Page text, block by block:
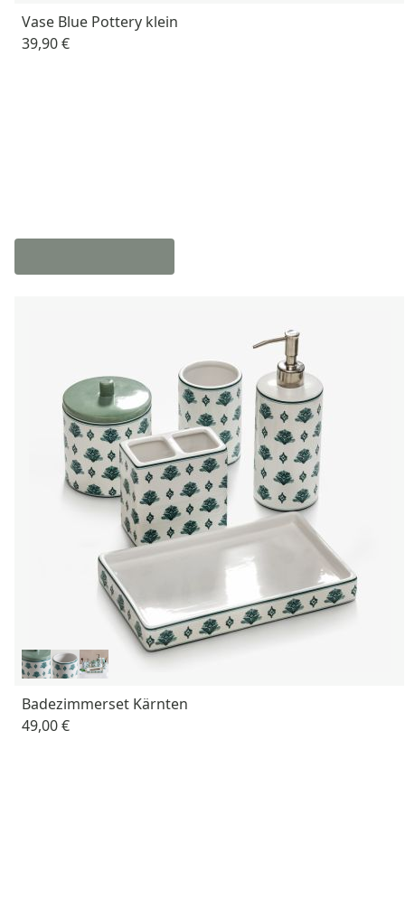
Vase Blue Pottery klein
39,90 €
Badezimmerset Kärnten
49,00 €